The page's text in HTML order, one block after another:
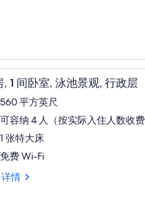
光窗帘 高档
, 1 间卧室, 泳池景观, 行政层
560 平方英尺
可容纳 4 人（按实际入住人数收费
1 张特大床
免费 Wi-Fi
情